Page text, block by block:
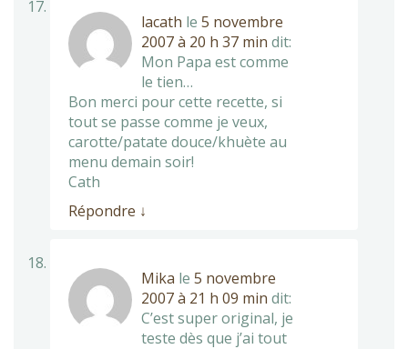
lacath le 5 novembre
2007 à 20 h 37 min dit:
Mon Papa est comme
le tien…
Bon merci pour cette recette, si
tout se passe comme je veux,
carotte/patate douce/khuète au
menu demain soir!
Cath
Répondre ↓
Mika le 5 novembre
2007 à 21 h 09 min dit:
C’est super original, je
teste dès que j’ai tout